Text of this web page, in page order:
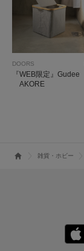
DOORS
『WEB限定』Gudee
AKORE
雑貨・ホビー